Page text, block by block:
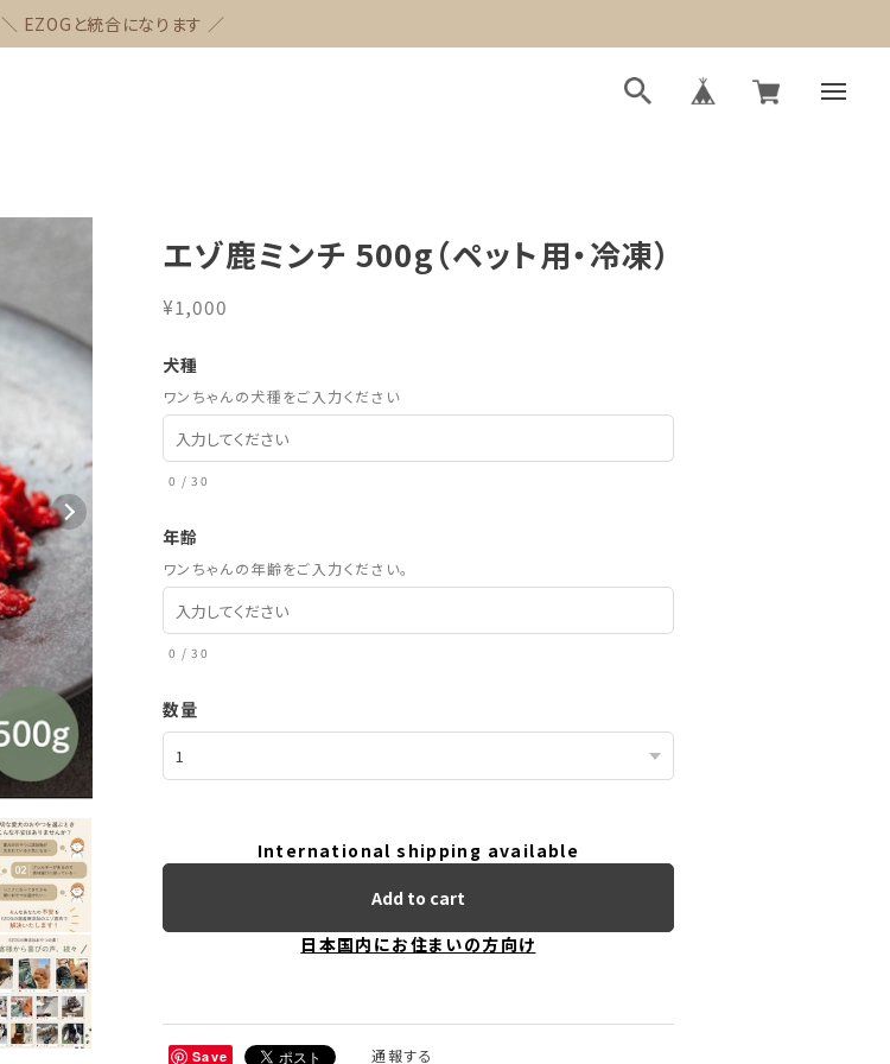
＼ EZOGと統合になります ／
エゾ鹿ミンチ 500g（ペット用・冷凍）
¥1,000
犬種
ワンちゃんの犬種をご入力ください
0 /30
年齢
ワンちゃんの年齢をご入力ください。
0 /30
数量
International shipping available
Add to cart
日本国内にお住まいの方向け
Save 通報する